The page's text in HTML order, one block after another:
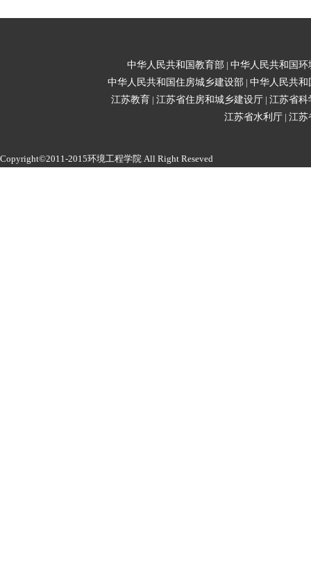
中华人民共和国教育部 | 中华人民共和国环
中华人民共和国住房城乡建设部 | 中华人民共和
江苏教育 | 江苏省住房和城乡建设厅 | 江苏省科
江苏省水利厅 | 江苏
Copyright©2011-2015环境工程学院 All Right Reseved